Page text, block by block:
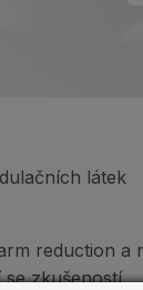
látek
reduction a
se zkušeností